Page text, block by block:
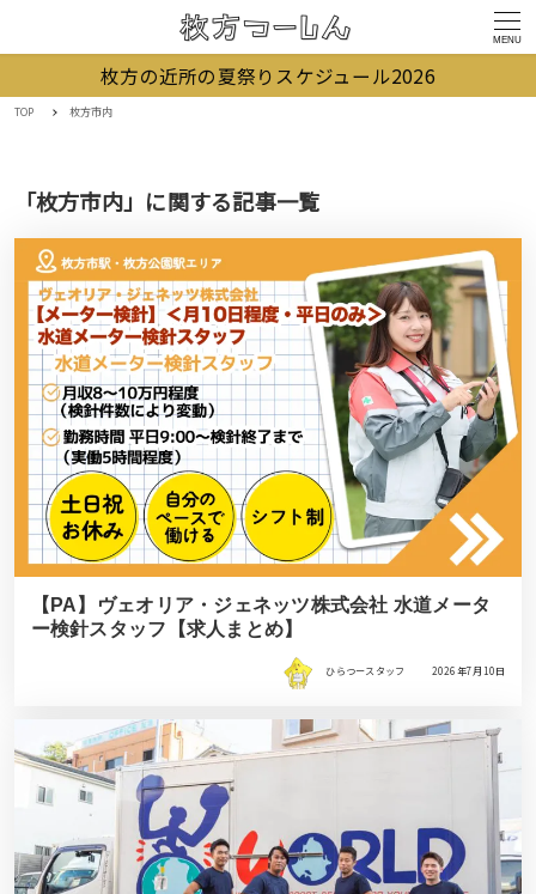
MENU
枚方の近所の夏祭りスケジュール2026
TOP 枚方市内
「枚方市内」に関する記事一覧
【PA】ヴェオリア・ジェネッツ株式会社 水道メータ
ー検針スタッフ【求人まとめ】
ひらつースタッフ 2026年7月10日